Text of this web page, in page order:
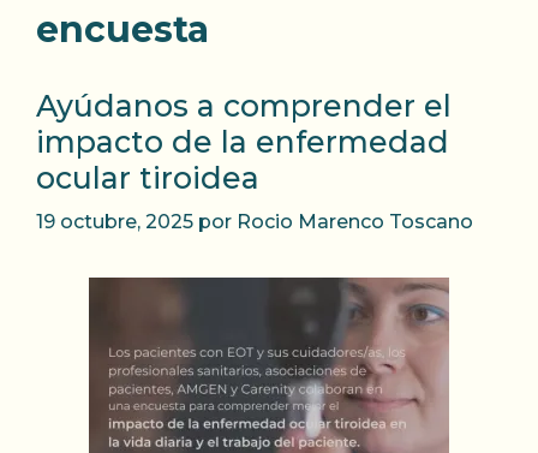
encuesta
Ayúdanos a comprender el
impacto de la enfermedad
ocular tiroidea
19 octubre, 2025 por Rocio Marenco Toscano